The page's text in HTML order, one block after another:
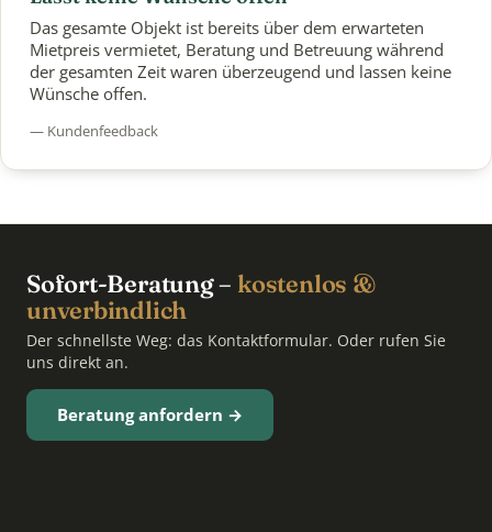
Das gesamte Objekt ist bereits über dem erwarteten
Mietpreis vermietet, Beratung und Betreuung während
der gesamten Zeit waren überzeugend und lassen keine
Wünsche offen.
— Kundenfeedback
Sofort-Beratung – kostenlos &
unverbindlich
Der schnellste Weg: das Kontaktformular. Oder rufen Sie
uns direkt an.
Beratung anfordern →